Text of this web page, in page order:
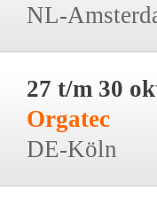
NL-
27 t/m 30
Orgatec
DE-Köln